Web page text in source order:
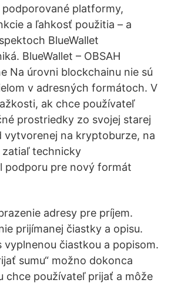
podporované platformy,
a ľahkosť použitia – a
BlueWallet
BlueWallet – OBSAH
Na úrovni blockchainu nie sú
v adresných formátoch. V
ak chce používateľ
prostriedky zo svojej starej
vytvorenej na kryptoburze, na
zatiaľ technicky
podporu pre nový formát
adresy pre príjem.
prijímanej čiastky a opisu.
vyplnenou čiastkou a popisom.
sumu“ možno dokonca
chce používateľ prijať a môže